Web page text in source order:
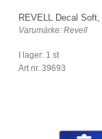
REVELL Decal Soft,
Varumärke: Revell
I lager: 1 st
Art nr. 39693